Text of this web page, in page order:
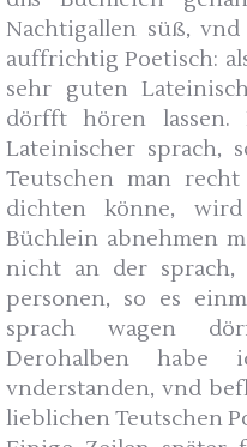
Nachtigallen süß,
auffrichtig Poetisch:
sehr guten
dörfft hören
Lateinischer sprach,
Teutschen man
dichten könne,
Büchlein abnehmen
nicht an der sprach,
personen, so es
sprach wagen
Derohalben habe
vnderstanden, vnd
lieblichen Teutschen